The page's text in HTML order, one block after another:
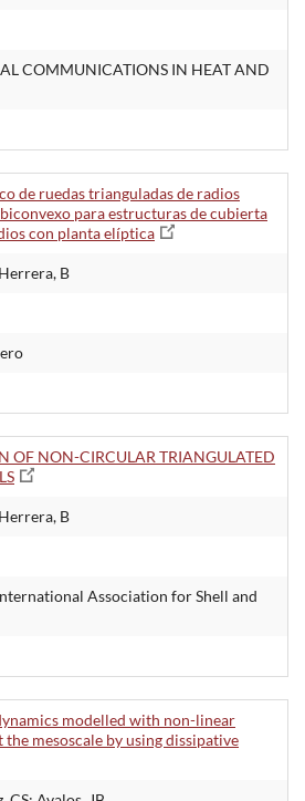
COMMUNICATIONS IN HEAT AND
de ruedas trianguladas de radios
para estructuras de cubierta
con planta elíptica
B
OF NON-CIRCULAR TRIANGULATED
B
Association for Shell and
modelled with non-linear
mesoscale by using dissipative